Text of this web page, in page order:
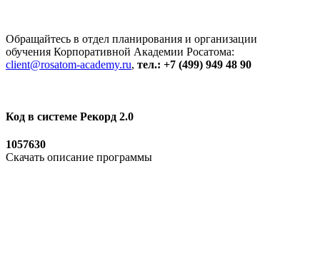
Обращайтесь в отдел планирования и организации
обучения Корпоративной Академии Росатома:
client@rosatom-academy.ru, тел.: +7 (499) 949 48 90
Код в системе Рекорд 2.0
1057630
Скачать описание программы